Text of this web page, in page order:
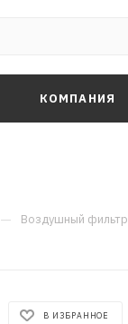
КОМПАНИЯ
— Воздушный фильтр
В ИЗБРАННОЕ